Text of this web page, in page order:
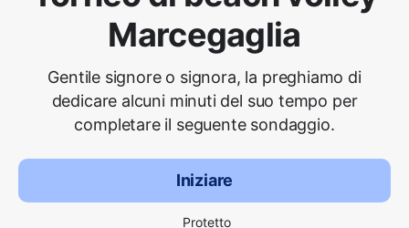
Marcegaglia
Gentile signore o signora, la preghiamo di
dedicare alcuni minuti del suo tempo per
completare il seguente sondaggio.
Iniziare
Protetto